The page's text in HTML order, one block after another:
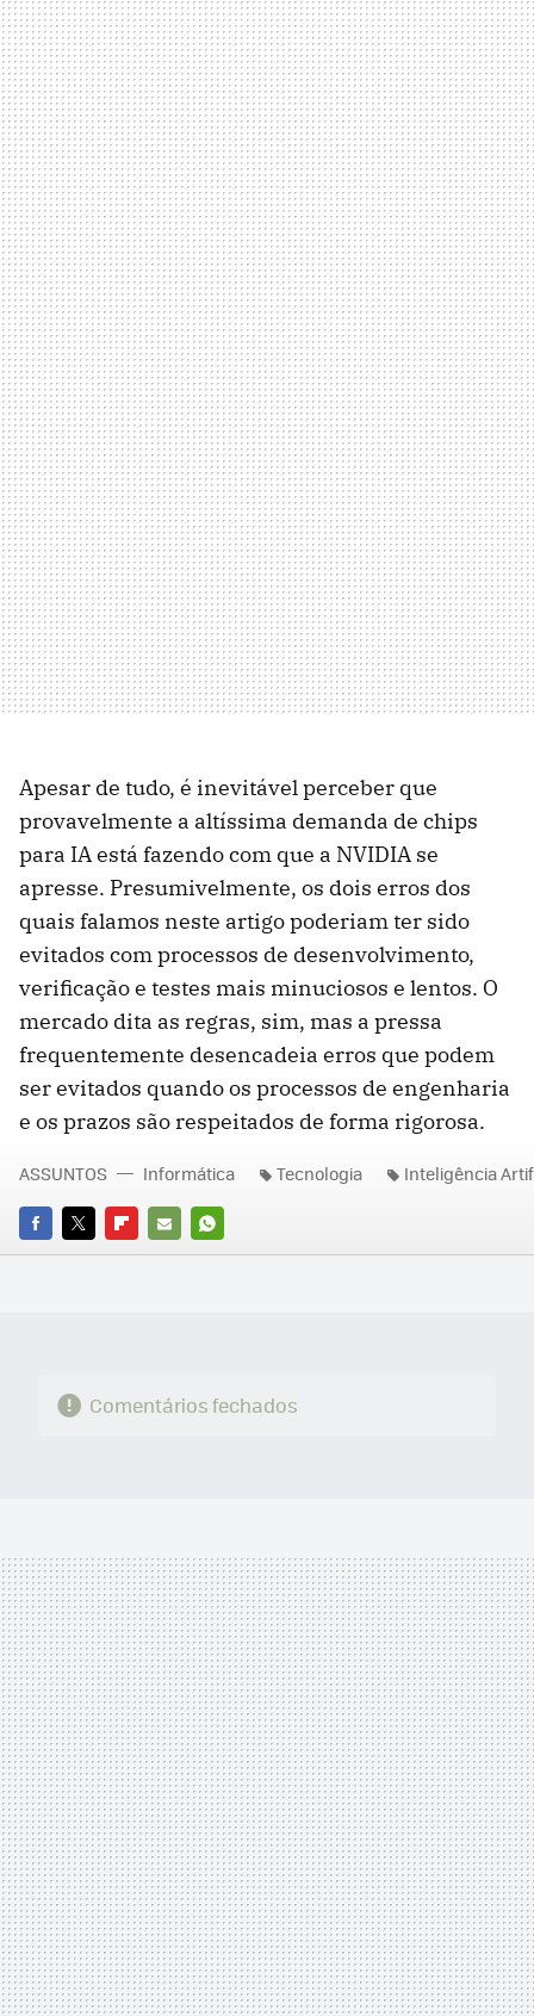
Apesar de tudo, é inevitável perceber que
provavelmente a altíssima demanda de chips
para IA está fazendo com que a NVIDIA se
apresse. Presumivelmente, os dois erros dos
quais falamos neste artigo poderiam ter sido
evitados com processos de desenvolvimento,
verificação e testes mais minuciosos e lentos. O
mercado dita as regras, sim, mas a pressa
frequentemente desencadeia erros que podem
ser evitados quando os processos de engenharia
e os prazos são respeitados de forma rigorosa.
FACEBOOK
TWITTERFLIPBOARD
E-
WHATSAPP
ASSUNTOS Informática Tecnologia Inteligência
Comentários fechados